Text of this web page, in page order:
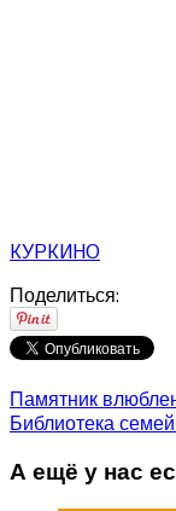
КУРКИНО
Поделиться:
Памятник
Библиотека
А ещё у нас